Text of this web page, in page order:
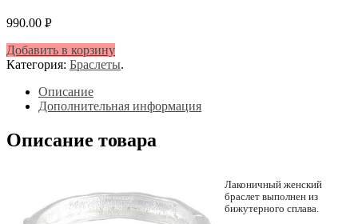
990.00 Р
Добавить в корзину
Категория: Браслеты.
Описание
Дополнительная информация
Описание товара
Лаконичный женский
браслет выполнен из
бижутерного сплава.